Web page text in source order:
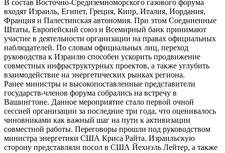
В состав Восточно-Средиземноморского газового форума
входят Израиль, Египет, Греция, Кипр, Италия, Иордания,
Франция и Палестинская автономия. При этом Соединенные
Штаты, Европейский союз и Всемирный банк принимают
участие в деятельности организации на правах официальных
наблюдателей. По словам официальных лиц, переход
руководства к Израилю способен ускорить продвижение
совместных инфраструктурных проектов, а также углубить
взаимодействие на энергетических рынках региона.
Ранее министры и высокопоставленные представители
государств-членов форума собрались на встречу в
Вашингтоне. Данное мероприятие стало первой очной
сессией организации за последние три года, что оценивалось
чиновниками как важный шаг на пути к активизации
совместной работы. Переговоры прошли под руководством
министра энергетики США Криса Райта. Израильскую
сторону представляли посол в США Йехиэль Лейтер, а также